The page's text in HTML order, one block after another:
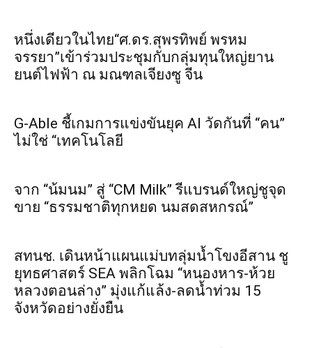
หนึ่งเดียวในไทย“ศ.ดร.สุพรทิพย์ พรหม
จรรยา”เข้าร่วมประชุมกับกลุ่มทุนใหญ่ยาน
ยนต์ไฟฟ้า ณ มณฑลเจียงซู จีน
G-Able ชี้เกมการแข่งขันยุค AI วัดกันที่ “คน”
ไม่ใช่ “เทคโนโลยี
จาก “น้มนม” สู่ “CM Milk” รีแบรนด์ใหญ่ชูจุด
ขาย “ธรรมชาติทุกหยด นมสดสหกรณ์”
สทนช. เดินหน้าแผนแม่บทลุ่มน้ำโขงอีสาน ชู
ยุทธศาสตร์ SEA พลิกโฉม “หนองหาร-ห้วย
หลวงตอนล่าง” มุ่งแก้แล้ง-ลดน้ำท่วม 15
จังหวัดอย่างยั่งยืน